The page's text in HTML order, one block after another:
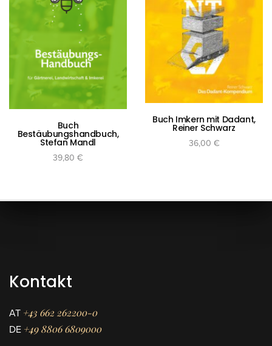
Buch
Bestäubungshandbuch,
Stefan Mandl
39,80 €
Buch Imkern mit Dadant,
Reiner Schwarz
36,00 €
In den Warenkorb
Kontakt
AT +43 662 262200-0
DE +49 8806 6809000